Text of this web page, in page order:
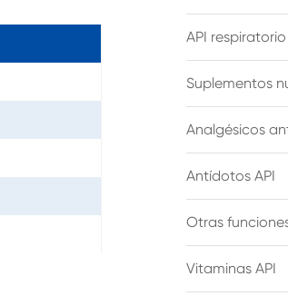
API respiratorio
Suplementos
Analgésicos
Antídotos API
Otras
Vitaminas API